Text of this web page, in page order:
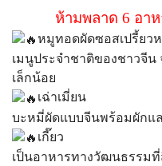
ห้ามพลาด 6 อา
หมูทอดผัดซอสเปรี้ยว
เมนูประจำชาติของชาวจีน
เล็กน้อย
เฉ่าเมี่ยน
บะหมี่ผัดแบบจีนพร้อมผักแล
เกี๊ยว
เป็นอาหารทางวัฒนธรรม